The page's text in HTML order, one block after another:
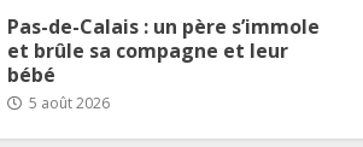
Pas-de-Calais : un père s’immole
et brûle sa compagne et leur
bébé
5 août 2026